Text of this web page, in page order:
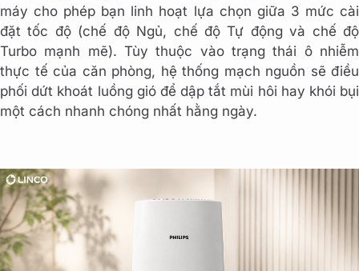
máy cho phép bạn linh hoạt lựa chọn giữa 3 mức cài
đặt tốc độ (chế độ Ngủ, chế độ Tự động và chế độ
Turbo mạnh mẽ). Tùy thuộc vào trạng thái ô nhiễm
thực tế của căn phòng, hệ thống mạch nguồn sẽ điều
phối dứt khoát luồng gió để dập tắt mùi hôi hay khói bụi
một cách nhanh chóng nhất hằng ngày.